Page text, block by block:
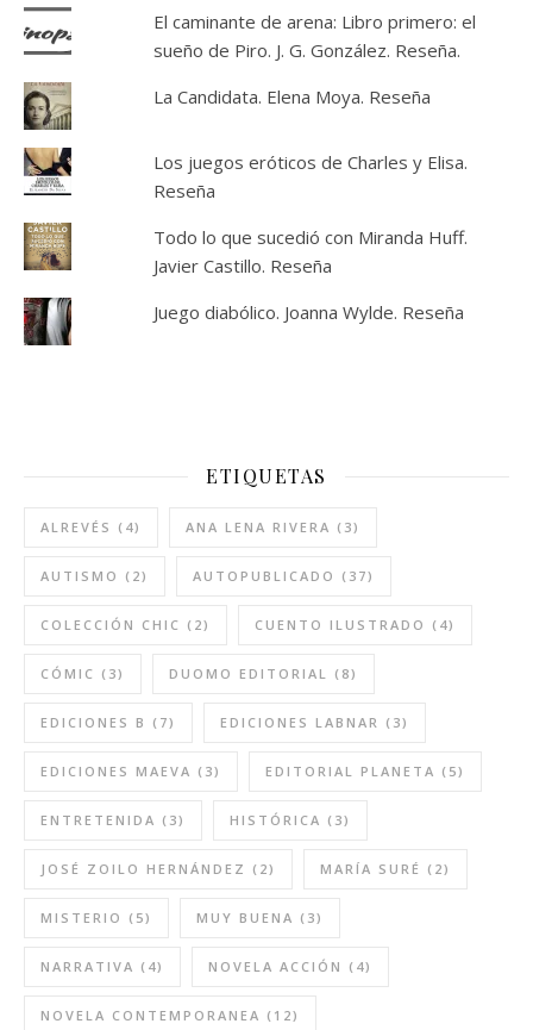
El caminante de arena: Libro primero: el
sueño de Piro. J. G. González. Reseña.
La Candidata. Elena Moya. Reseña
Los juegos eróticos de Charles y Elisa.
Reseña
Todo lo que sucedió con Miranda Huff.
Javier Castillo. Reseña
Juego diabólico. Joanna Wylde. Reseña
ETIQUETAS
ALREVÉS (4) ANA LENA RIVERA (3)
AUTISMO (2) AUTOPUBLICADO (37)
COLECCIÓN CHIC (2) CUENTO ILUSTRADO (4)
CÓMIC (3) DUOMO EDITORIAL (8)
EDICIONES B (7) EDICIONES LABNAR (3)
EDICIONES MAEVA (3) EDITORIAL PLANETA (5)
ENTRETENIDA (3) HISTÓRICA (3)
JOSÉ ZOILO HERNÁNDEZ (2) MARÍA SURÉ (2)
MISTERIO (5) MUY BUENA (3)
NARRATIVA (4) NOVELA ACCIÓN (4)
NOVELA CONTEMPORANEA (12)